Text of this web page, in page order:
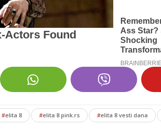
#elita 8 #elita 8 pink.rs #elita 8 vesti dana